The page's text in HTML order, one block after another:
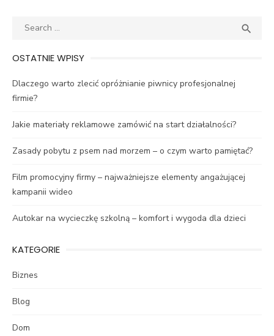
Search

OSTATNIE WPISY
Dlaczego warto zlecić opróżnianie piwnicy profesjonalnej
firmie?
Jakie materiały reklamowe zamówić na start działalności?
Zasady pobytu z psem nad morzem – o czym warto pamiętać?
Film promocyjny firmy – najważniejsze elementy angażującej
kampanii wideo
Autokar na wycieczkę szkolną – komfort i wygoda dla dzieci
KATEGORIE
Biznes
Blog
Dom